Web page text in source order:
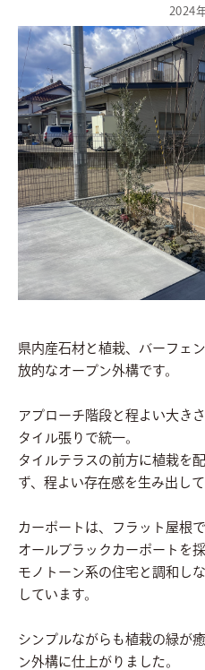
2024
県内産石材と植栽、バーフェ
放的なオープン外構です。
アプローチ階段と程よい大き
タイル張りで統一。
タイルテラスの前方に植栽を
ず、程よい存在感を生み出して
カーポートは、フラット屋根
オールブラックカーポートを採
モノトーン系の住宅と調和し
しています。
シンプルながらも植栽の緑が
ン外構に仕上がりました。